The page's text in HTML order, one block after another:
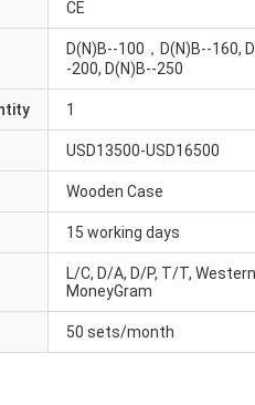
CE
D(N)B--100，D(N)B--160,
-200, D(N)B--250
1
USD13500-USD16500
Wooden Case
15 working days
L/C, D/A, D/P, T/T,
MoneyGram
50 sets/month